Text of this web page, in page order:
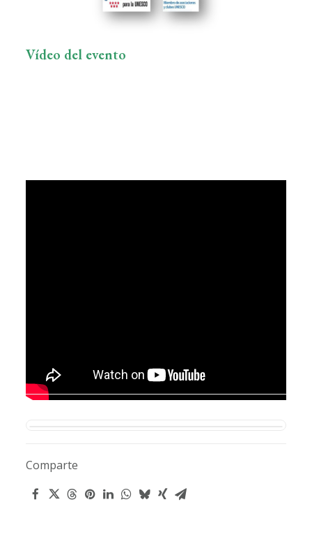
Vídeo del evento
Comparte